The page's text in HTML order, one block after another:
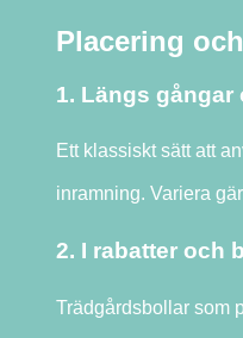
Placering
1. Längs gångar
Ett klassiskt sätt att
inramning. Variera
2. I rabatter och
Trädgårdsbollar som